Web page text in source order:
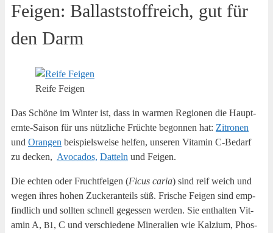
Fei­gen: Bal­last­stoff­reich, gut für
den Darm
Rei­fe Feigen
Das Schö­ne im Win­ter ist, dass in war­men Regio­nen die Haupt­
ern­te-Sai­son für uns nütz­li­che Früch­te begon­nen hat: Zitro­nen
und Oran­gen bei­spiels­wei­se hel­fen, unse­ren Vit­amin C‑Bedarf
zu decken, Avo­ca­dos, Dat­teln und Feigen.
Die ech­ten oder Frucht­fei­gen (Ficus caria) sind reif weich und
wegen ihres hohen Zucker­an­teils süß. Fri­sche Fei­gen sind emp­
find­lich und soll­ten schnell geges­sen wer­den. Sie ent­hal­ten Vit­
amin A, B1, C und ver­schie­de­ne Mine­ra­li­en wie Kal­zi­um, Phos­